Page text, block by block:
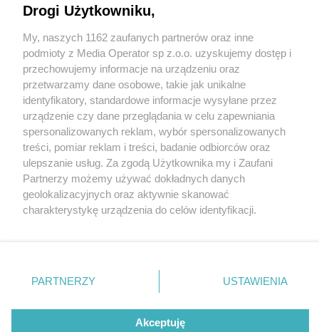
4 / 0
Wydawca mediów lokalnych
Nie zapomnij
zapoznać się z:
polityką prywatności regulamin korzystania z portali
Twojemiasto
Piekary Śląskie
Chorzów
Tarnowskie Góry
Gliwice
Skontakuj sięz nami
Kontakt
Wydawca
Redakcja
Drogi Użytkowniku,
My, naszych 1162 zaufanych partnerów oraz inne
podmioty z Media Operator sp z.o.o. uzyskujemy dostęp i
przechowujemy informacje na urządzeniu oraz
przetwarzamy dane osobowe, takie jak unikalne
identyfikatory, standardowe informacje wysyłane przez
urządzenie czy dane przeglądania w celu zapewniania
spersonalizowanych reklam, wybór spersonalizowanych
treści, pomiar reklam i treści, badanie odbiorców oraz
ulepszanie usług. Za zgodą Użytkownika my i Zaufani
Partnerzy możemy używać dokładnych danych
geolokalizacyjnych oraz aktywnie skanować
charakterystykę urządzenia do celów identyfikacji.
zmienić/wycofać klikając przycisk ustawień prywatności
znajdujący się w lewym dolnym rogu strony
rodzaje przetwarzania danych nie wymagają zgody
użytkownika, ale masz prawo sprzeciwić się takiemu
PARTNERZY USTAWIENIA
Akceptuję